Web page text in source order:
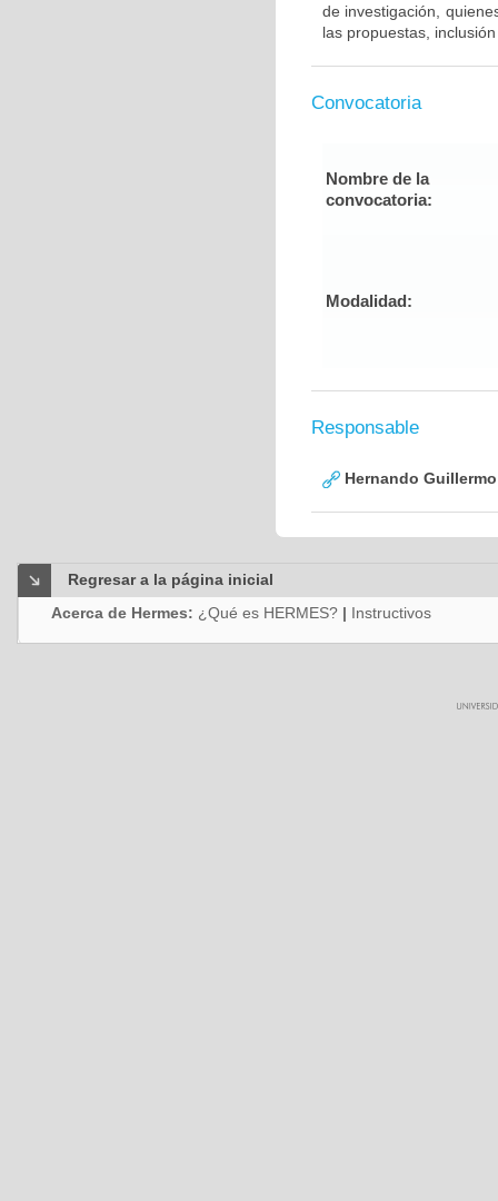
de investigación,
las propuestas,
Convocatoria
Nombre de la
convocatoria:
Modalidad:
Responsable
Hernando
Regresar a la página inicial
Acerca de Hermes: ¿Qué es HERMES? | Instructivos